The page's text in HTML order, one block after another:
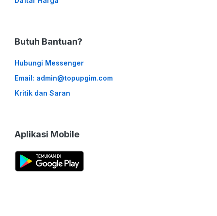
Butuh Bantuan?
Hubungi Messenger
Email: admin@topupgim.com
Kritik dan Saran
Aplikasi Mobile